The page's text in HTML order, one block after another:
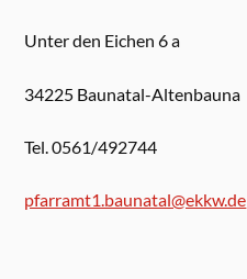
Unter den Eichen 6 a
34225 Baunatal-Altenbauna
Tel. 0561/492744
pfarramt1.baunatal@ekkw.de